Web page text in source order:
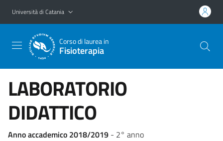
Vai al contenuto principale
Vai al menu di navigazione
Università di Catania
Corso di laurea in
Fisioterapia
LABORATORIO
DIDATTICO
Anno accademico 2018/2019 - 2° anno